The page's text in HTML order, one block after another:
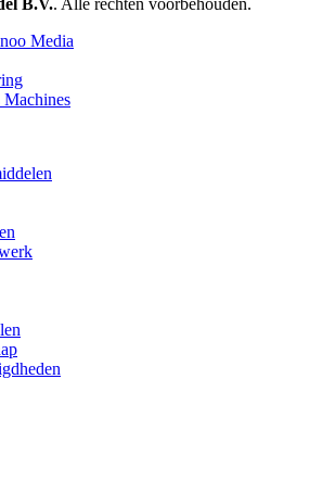
B.V.. Alle rechten voorbehouden.
Media